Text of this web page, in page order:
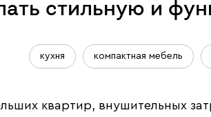
стильную и
кухня компактная мебель
квартир, внушительных